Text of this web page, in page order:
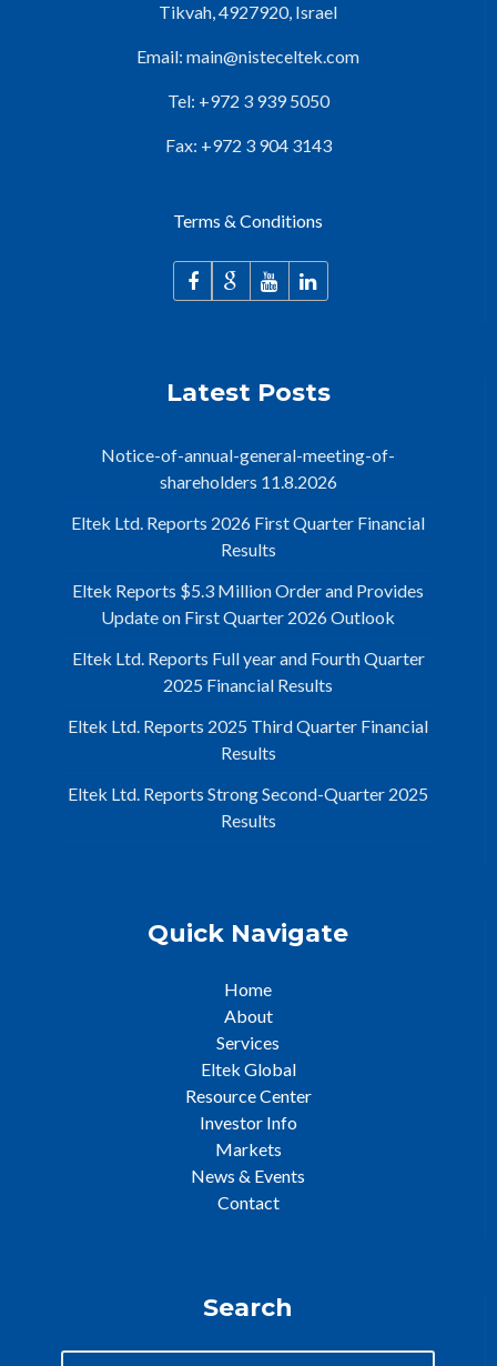
Tikvah, 4927920, Israel
Email: main@nisteceltek.com
Tel: +972 3 939 5050
Fax: +972 3 904 3143
Terms & Conditions
Latest Posts
Notice-of-annual-general-meeting-of-
shareholders 11.8.2026
Eltek Ltd. Reports 2026 First Quarter Financial
Results
Eltek Reports $5.3 Million Order and Provides
Update on First Quarter 2026 Outlook
Eltek Ltd. Reports Full year and Fourth Quarter
2025 Financial Results
Eltek Ltd. Reports 2025 Third Quarter Financial
Results
Eltek Ltd. Reports Strong Second-Quarter 2025
Results
Quick Navigate
Home
About
Services
Eltek Global
Resource Center
Investor Info
Markets
News & Events
Contact
Search